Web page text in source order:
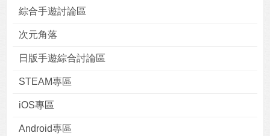
綜合手遊討論區
次元角落
日版手遊綜合討論區
STEAM專區
iOS專區
Android專區